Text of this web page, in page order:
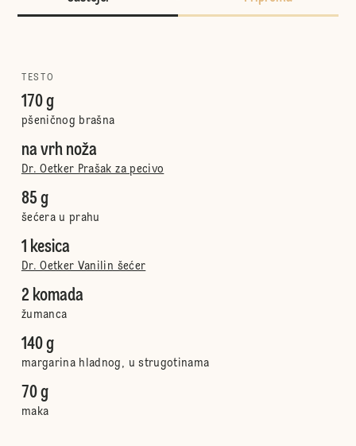
TESTO
170 g
pšeničnog brašna
na vrh noža
Dr. Oetker Prašak za pecivo
85 g
šećera u prahu
1 kesica
Dr. Oetker Vanilin šećer
2 komada
žumanca
140 g
margarina hladnog, u strugotinama
70 g
maka